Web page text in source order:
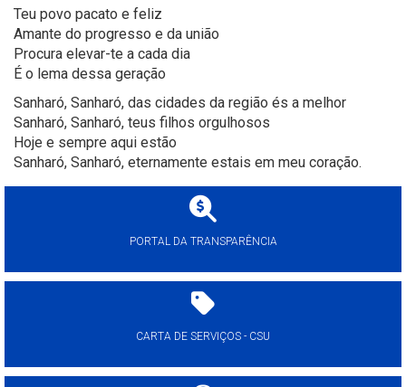
Teu povo pacato e feliz
Amante do progresso e da união
Procura elevar-te a cada dia
É o lema dessa geração
Sanharó, Sanharó, das cidades da região és a melhor
Sanharó, Sanharó, teus filhos orgulhosos
Hoje e sempre aqui estão
Sanharó, Sanharó, eternamente estais em meu coração.
PORTAL DA TRANSPARÊNCIA
CARTA DE SERVIÇOS - CSU